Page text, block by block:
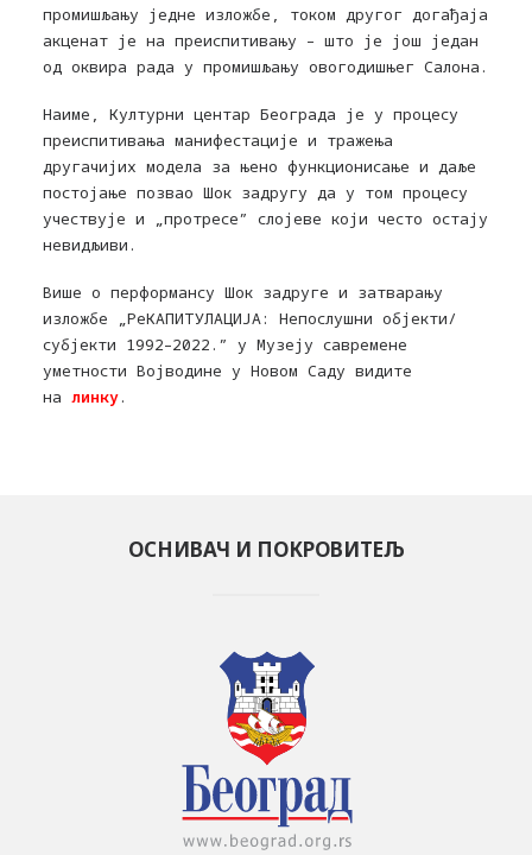
промишљању једне изложбе, током другог догађаја
акценат је на преиспитивању – што је још један
од оквира рада у промишљању овогодишњег Салона.
Наиме, Културни центар Београда је у процесу
преиспитивања манифестације и тражења
другачијих модела за њено функционисање и даље
постојање позвао Шок задругу да у том процесу
учествује и „протресе” слојеве који често остају
невидљиви.
Више о перформансу Шок задруге и затварању
изложбе „РеКАПИТУЛАЦИЈА: Непослушни објекти/
субјекти 1992–2022.” у Музеју савремене
уметности Војводине у Новом Саду видите
на линку.
ОСНИВАЧ И ПОКРОВИТЕЉ